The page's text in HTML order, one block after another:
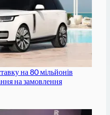
на 80 мільйонів
на замовлення